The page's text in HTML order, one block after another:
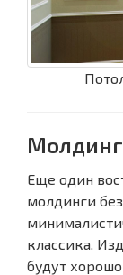
Молдинг
Еще один
молдинги
классика.
будут